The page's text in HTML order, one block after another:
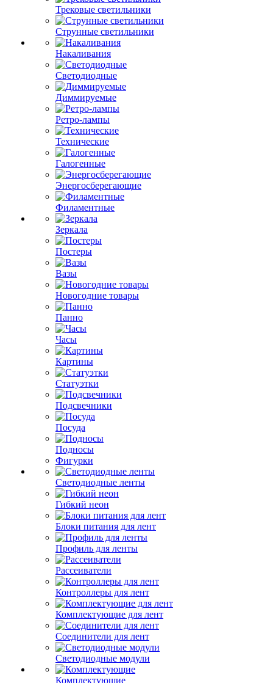
Трековые светильники
Струнные светильники
Накаливания
Светодиодные
Диммируемые
Ретро-лампы
Технические
Галогенные
Энергосберегающие
Филаментные
Зеркала
Постеры
Вазы
Новогодние товары
Панно
Часы
Картины
Статуэтки
Подсвечники
Посуда
Подносы
Фигурки
Светодиодные ленты
Гибкий неон
Блоки питания для лент
Профиль для ленты
Рассеиватели
Контроллеры для лент
Комплектующие для лент
Соединители для лент
Светодиодные модули
Комплектующие